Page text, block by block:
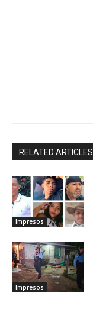
RELATED ARTICLES
Impresos
Impresos